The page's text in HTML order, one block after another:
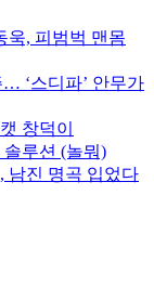
욱, 피범벅 맨몸
‘스디파’ 안무가
창덕이
솔루션 (놀뭐)
남진 명곡 입었다